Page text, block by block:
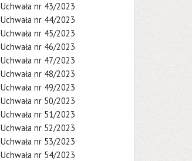
Uchwała nr 43/2023
Uchwała nr 44/2023
Uchwała nr 45/2023
Uchwała nr 46/2023
Uchwała nr 47/2023
Uchwała nr 48/2023
Uchwała nr 49/2023
Uchwała nr 50/2023
Uchwała nr 51/2023
Uchwała nr 52/2023
Uchwała nr 53/2023
Uchwała nr 54/2023